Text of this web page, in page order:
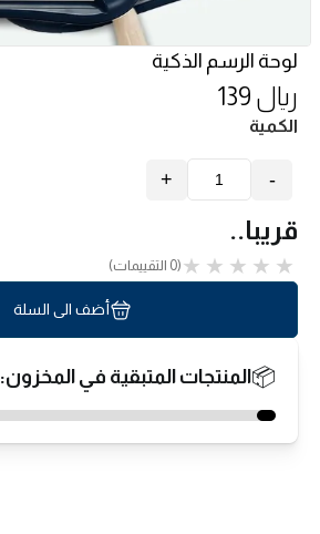
لوحة الرسم الذكية
ريال 139
الكمية
-
+
قريبا..
(0 التقييمات)
أضف الى السلة
📦المنتجات المتبقية في المخزون: